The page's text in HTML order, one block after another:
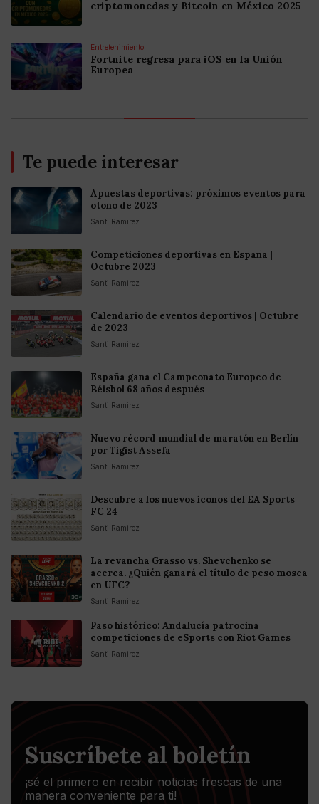
criptomonedas y Bitcoin en México 2025
Entretenimiento
Fortnite regresa para iOS en la Unión
Europea
Te puede interesar
Apuestas deportivas: próximos eventos para
otoño de 2023
Santi Ramirez
Competiciones deportivas en España |
Octubre 2023
Santi Ramirez
Calendario de eventos deportivos | Octubre
de 2023
Santi Ramirez
España gana el Campeonato Europeo de
Béisbol 68 años después
Santi Ramirez
Nuevo récord mundial de maratón en Berlín
por Tigist Assefa
Santi Ramirez
Descubre a los nuevos íconos del EA Sports
FC 24
Santi Ramirez
La revancha Grasso vs. Shevchenko se
acerca. ¿Quién ganará el título de peso mosca
en UFC?
Santi Ramirez
Paso histórico: Andalucía patrocina
competiciones de eSports con Riot Games
Santi Ramirez
Suscríbete al boletín
¡sé el primero en recibir noticias frescas de una
manera conveniente para ti!